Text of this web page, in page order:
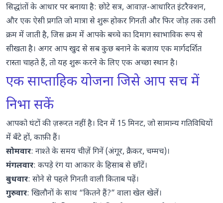
सिद्धांतों के आधार पर बनाया है: छोटे सत्र, आवाज़-आधारित इंटरैक्शन,
और एक ऐसी प्रगति जो मात्रा से शुरू होकर गिनती और फिर जोड़ तक उसी
क्रम में जाती है, जिस क्रम में आपके बच्चे का दिमाग स्वाभाविक रूप से
सीखता है। अगर आप खुद से सब कुछ बनाने के बजाय एक मार्गदर्शित
रास्ता चाहते हैं, तो यह शुरू करने के लिए एक अच्छा स्थान है।
एक साप्ताहिक योजना जिसे आप सच में
निभा सकें
आपको घंटों की ज़रूरत नहीं है। दिन में 15 मिनट, जो सामान्य गतिविधियों
में बँटे हों, काफ़ी हैं।
सोमवार: नाश्ते के समय चीज़ें गिनें (अंगूर, क्रैकर, चम्मच)।
मंगलवार: कपड़े रंग या आकार के हिसाब से छाँटें।
बुधवार: सोने से पहले गिनती वाली किताब पढ़ें।
गुरुवार: खिलौनों के साथ “कितने हैं?” वाला खेल खेलें।